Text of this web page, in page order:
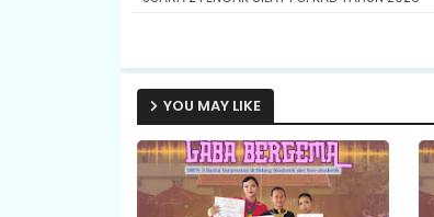
YOU MAY LIKE